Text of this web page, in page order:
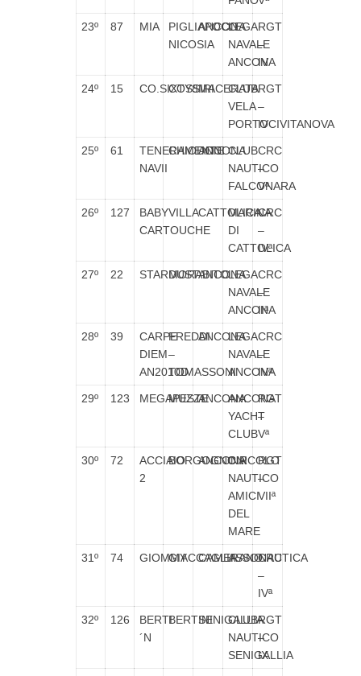
23º 87 MIA
PIGLIAPOCO
NICOSIA
ANCONA
LEGA
NAVALE
ANCONA
RGT
–
IV
24º 15 CO.SIXTY8
COSSIRIMACERATA
CLUB
VELA
PORTOCIVITANOVA
RGT
–
IV
25º 61
TENERAMENTE
NAVII
CHIODONI
ANCONA
CLUB
NAUTICO
FALCONARA
CRC
–
Vª
26º 127
BABY
CARTOUCHE
VILLACATTOLICA
MARINA
DI
CATTOLICA
CRC
–
IVª
27º 22 STARDUSTMORABITO
ANCONA
LEGA
NAVALE
ANCONA
CRC
–
IIª
28º 39
CARPE
DIEM
AN2010D
FREDDI
–
TOMASSONI
ANCONA
LEGA
NAVALE
ANCONA
CRC
–
IVª
29º 123 MEGAPESTE
MUZZIANCONAANCONA
YACHT
CLUB
RGT
–
Vª
30º 72
ACCIAIO
2
BORGOGNONI
ANCONACIRCOLO
NAUTICO
AMICI
DEL
MARE
RGT
–
VIIª
31º 74 GIOMMYGIACCAGLIA
CAMERANO
ASSONAUTICA
CRC
–
IVª
32º 126
BERTI
´N
BERTINISENIGALLIA
CLUB
NAUTICO
SENIGALLIA
RGT
–
IX